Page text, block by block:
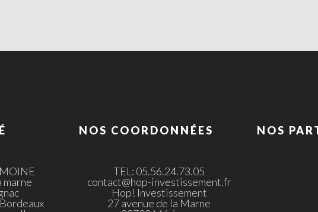
marne
NOS COORDONNÉES
TEL: 05.56.24.73.05
contact@hop-investissement.fr
Hop! Investissement
27 avenue de la Marne
NOS